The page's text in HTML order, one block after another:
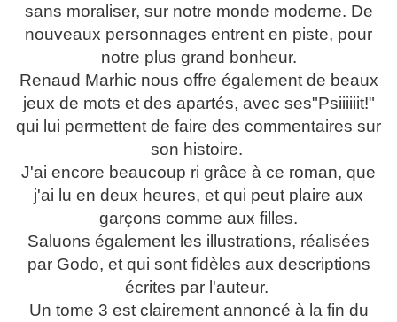
sans moraliser, sur notre monde moderne. De
nouveaux personnages entrent en piste, pour
notre plus grand bonheur.
Renaud Marhic nous offre également de beaux
jeux de mots et des apartés, avec ses"Psiiiiiit!"
qui lui permettent de faire des commentaires sur
son histoire.
J'ai encore beaucoup ri grâce à ce roman, que
j'ai lu en deux heures, et qui peut plaire aux
garçons comme aux filles.
Saluons également les illustrations, réalisées
par Godo, et qui sont fidèles aux descriptions
écrites par l'auteur.
Un tome 3 est clairement annoncé à la fin du